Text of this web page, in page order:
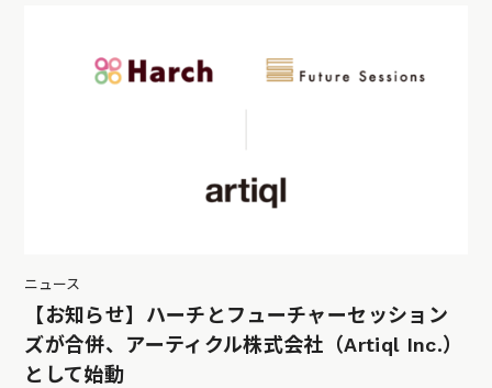
ニュース
【お知らせ】ハーチとフューチャーセッション
ズが合併、アーティクル株式会社（Artiql Inc.）
として始動